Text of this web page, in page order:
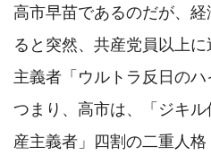
高市早苗であるのだが、
ると突然、共産党員以上
主義者「ウルトラ反日のハ
つまり、高市は、「ジキ
産主義者」四割の二重人